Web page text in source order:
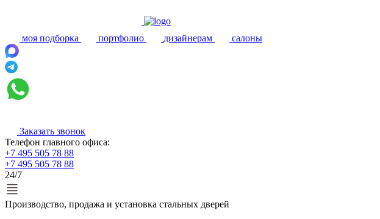
моя подборка портфолио дизайнерам салоны
Заказать звонок
Телефон главного офиса:
+7 495 505 78 88
+7 495 505 78 88
24/7
Производство, продажа и установка стальных дверей